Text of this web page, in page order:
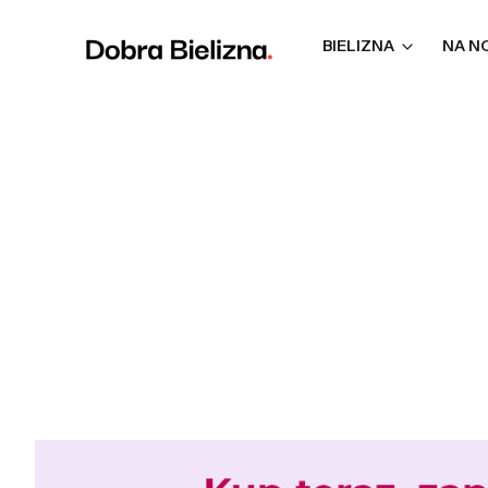
BIELIZNA NA